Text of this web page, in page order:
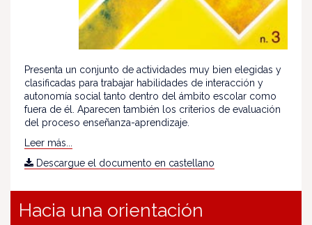
Presenta un conjunto de actividades muy bien elegidas y
clasificadas para trabajar habilidades de interacción y
autonomía social tanto dentro del ámbito escolar como
fuera de él. Aparecen también los criterios de evaluación
del proceso enseñanza-aprendizaje.
Leer más...
Descargue el documento en castellano
Hacia una orientación